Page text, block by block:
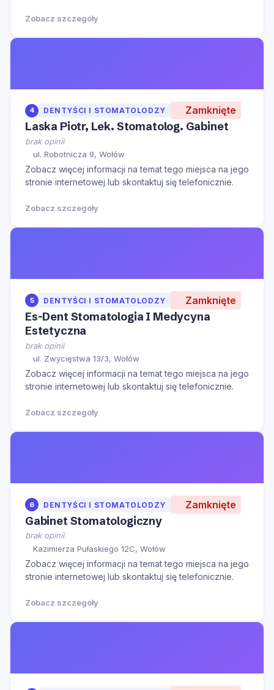
Zobacz szczegóły
4 DENTYŚCI I STOMATOLODZY Zamknięte
Laska Piotr, Lek. Stomatolog. Gabinet
brak opinii
ul. Robotnicza 9, Wołów
Zobacz więcej informacji na temat tego miejsca na jego
stronie internetowej lub skontaktuj się telefonicznie.
Zobacz szczegóły
5 DENTYŚCI I STOMATOLODZY Zamknięte
Es-Dent Stomatologia I Medycyna
Estetyczna
brak opinii
ul. Zwycięstwa 13/3, Wołów
Zobacz więcej informacji na temat tego miejsca na jego
stronie internetowej lub skontaktuj się telefonicznie.
Zobacz szczegóły
6 DENTYŚCI I STOMATOLODZY Zamknięte
Gabinet Stomatologiczny
brak opinii
Kazimierza Pułaskiego 12C, Wołów
Zobacz więcej informacji na temat tego miejsca na jego
stronie internetowej lub skontaktuj się telefonicznie.
Zobacz szczegóły